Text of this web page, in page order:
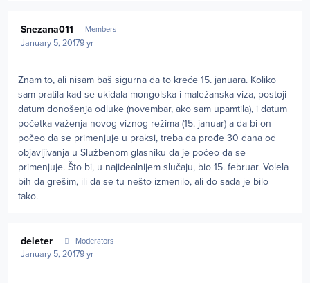
Snezana011 Members
January 5, 20179 yr
Znam to, ali nisam baš sigurna da to kreće 15. januara. Koliko
sam pratila kad se ukidala mongolska i maležanska viza, postoji
datum donošenja odluke (novembar, ako sam upamtila), i datum
početka važenja novog viznog režima (15. januar) a da bi on
počeo da se primenjuje u praksi, treba da prođe 30 dana od
objavljivanja u Službenom glasniku da je počeo da se
primenjuje. Što bi, u najidealnijem slučaju, bio 15. februar. Volela
bih da grešim, ili da se tu nešto izmenilo, ali do sada je bilo
tako.
deleter Moderators
January 5, 20179 yr